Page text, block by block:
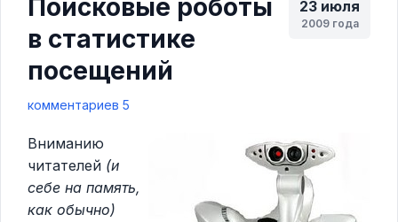
23 июля
2009 года
Поисковые роботы
в статистике
посещений
комментариев 5
Вниманию
читателей (и
себе на память,
как обычно)